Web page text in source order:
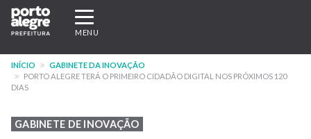
Pular
para
conteúdo
principal
Expandir/recolher
navegação
MENU
INÍCIO
GABINETE DA INOVAÇÃO
PORTO ALEGRE TERÁ O PRIMEIRO CIDADÃO DIGITAL NOS PRÓXIMOS 120
DIAS
GABINETE DE INOVAÇÃO